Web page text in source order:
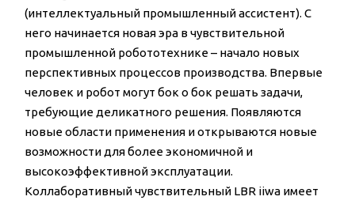
(интеллектуальный промышленный ассистент). С
него начинается новая эра в чувствительной
промышленной робототехнике – начало новых
перспективных процессов производства. Впервые
человек и робот могут бок о бок решать задачи,
требующие деликатного решения. Появляются
новые области применения и открываются новые
возможности для более экономичной и
высокоэффективной эксплуатации.
Коллаборативный чувствительный LBR iiwa имеет